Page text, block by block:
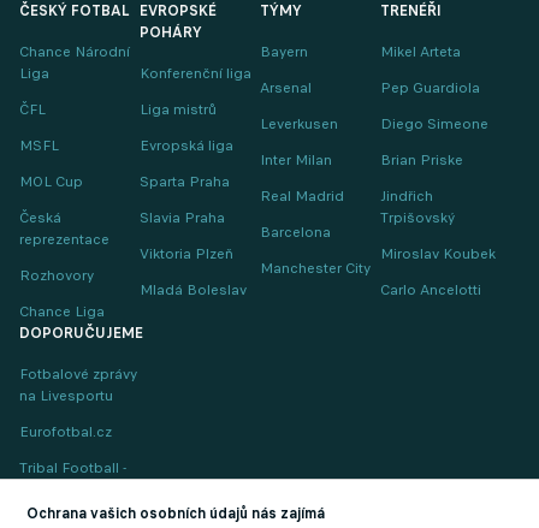
ČESKÝ FOTBAL
Chance Národní
Liga
ČFL
MSFL
MOL Cup
Česká
reprezentace
Rozhovory
Chance Liga
EVROPSKÉ
POHÁRY
Konferenční liga
Liga mistrů
Evropská liga
Sparta Praha
Slavia Praha
Viktoria Plzeň
Mladá Boleslav
TÝMY
Bayern
Arsenal
Leverkusen
Inter Milan
Real Madrid
Barcelona
Manchester City
TRENÉŘI
Mikel Arteta
Pep Guardiola
Diego Simeone
Brian Priske
Jindřich
Trpišovský
Miroslav Koubek
Carlo Ancelotti
DOPORUČUJEME
Fotbalové zprávy
na Livesportu
Eurofotbal.cz
Tribal Football -
(EN)
Ochrana vašich osobních údajů nás zajímá